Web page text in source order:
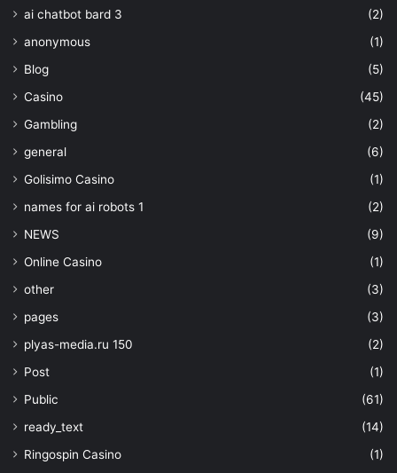
ai chatbot bard 3
(2)
anonymous
(1)
Blog
(5)
Casino
(45)
Gambling
(2)
general
(6)
Golisimo Casino
(1)
names for ai robots 1
(2)
NEWS
(9)
Online Casino
(1)
other
(3)
pages
(3)
plyas-media.ru 150
(2)
Post
(1)
Public
(61)
ready_text
(14)
Ringospin Casino
(1)